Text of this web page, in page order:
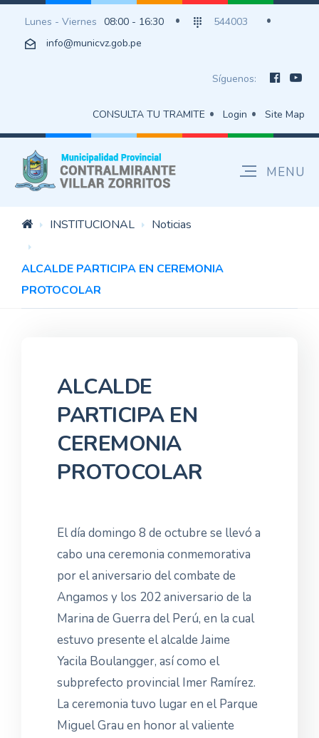
Lunes - Viernes 08:00 - 16:30
544003
info@municvz.gob.pe
Síguenos:
CONSULTA TU TRAMITE Login Site Map
INSTITUCIONAL Noticias
ALCALDE PARTICIPA EN CEREMONIA
PROTOCOLAR
ALCALDE
PARTICIPA EN
CEREMONIA
PROTOCOLAR
El día domingo 8 de octubre se llevó a
cabo una ceremonia conmemorativa
por el aniversario del combate de
Angamos y los 202 aniversario de la
Marina de Guerra del Perú, en la cual
estuvo presente el alcalde Jaime
Yacila Boulangger, así como el
subprefecto provincial Imer Ramírez.
La ceremonia tuvo lugar en el Parque
Miguel Grau en honor al valiente